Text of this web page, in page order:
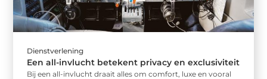
Dienstverlening
Een all-invlucht betekent privacy en exclusiviteit
Bij een all-invlucht draait alles om comfort, luxe en vooral